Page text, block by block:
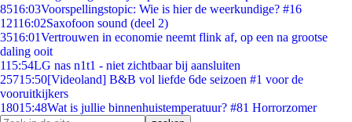
8516:03Voorspellingstopic: Wie is hier de weerkundige? #16
12116:02Saxofoon sound (deel 2)
3516:01Vertrouwen in economie neemt flink af, op een na grootse
daling ooit
115:54LG nas n1t1 - niet zichtbaar bij aansluiten
25715:50[Videoland] B&B vol liefde 6de seizoen #1 voor de
vooruitkijkers
18015:48Wat is jullie binnenhuistemperatuur? #81 Horrorzomer